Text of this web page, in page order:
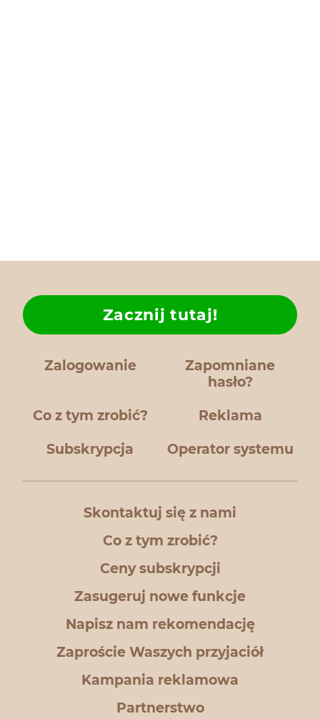
Zalogowanie
Zapomniane
hasło?
Co z tym zrobić?
Zacznij tutaj!
Reklama
Subskrypcja Operator systemu
Skontaktuj się z nami
Co z tym zrobić?
Ceny subskrypcji
Zasugeruj nowe funkcje
Napisz nam rekomendację
Zaproście Waszych przyjaciół
Kampania reklamowa
Partnerstwo